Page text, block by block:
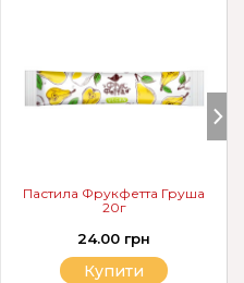
Пастила Фрукфетта Груша
20г
24.00 грн
Купити